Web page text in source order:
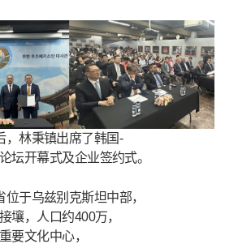
林秉镇出席了韩国-
坛开幕式及企业签约式。
于乌兹别克斯坦中部，
壤，人口约400万，
要文化中心，